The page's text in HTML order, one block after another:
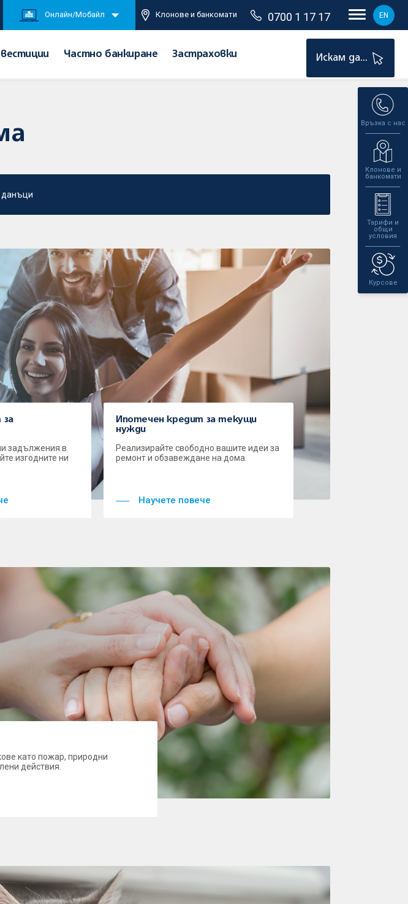
Онлайн/Мобайл Клонове и банкомати 0700 1 17 17 EN
Частно банкиране Застраховки Искам да...
Връзка с нас
Клонове и
банкомати
Тарифи и
общи
условия
Курсове
данъци
за
задължения в
изгодните ни
Ипотечен кредит за текущи
нужди
Реализирайте свободно вашите идеи за
ремонт и обзавеждане на дома.
Научете повече
като пожар, природни
действия.